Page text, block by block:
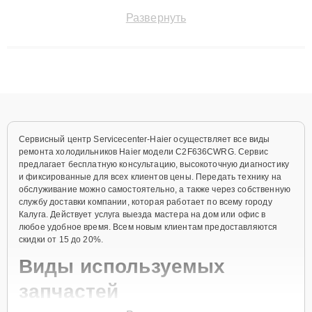
сохранением гарантии до 3 лет. Наши мастера решают
Развернуть
Сервисный центр Servicecenter-Haier осуществляет все виды
ремонта холодильников Haier модели C2F636CWRG. Сервис
предлагает бесплатную консультацию, высокоточную диагностику
и фиксированные для всех клиентов цены. Передать технику на
обслуживание можно самостоятельно, а также через собственную
службу доставки компании, которая работает по всему городу
Калуга. Действует услуга выезда мастера на дом или офис в
любое удобное время. Всем новым клиентам предоставляются
скидки от 15 до 20%.
Виды используемых
запчастей